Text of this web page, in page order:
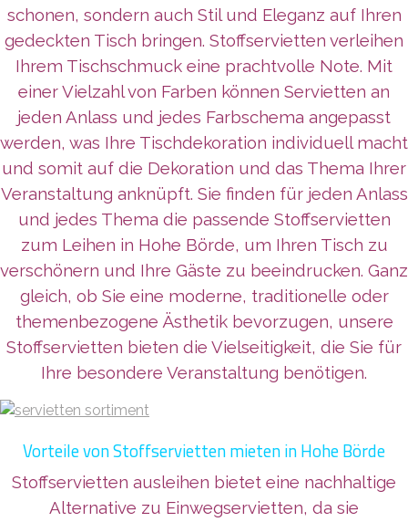
schonen, sondern auch Stil und Eleganz auf Ihren
gedeckten Tisch bringen. Stoffservietten verleihen
Ihrem Tischschmuck eine prachtvolle Note. Mit
einer Vielzahl von Farben können Servietten an
jeden Anlass und jedes Farbschema angepasst
werden, was Ihre Tischdekoration individuell macht
und somit auf die Dekoration und das Thema Ihrer
Veranstaltung anknüpft. Sie finden für jeden Anlass
und jedes Thema die passende Stoffservietten
zum Leihen in Hohe Börde, um Ihren Tisch zu
verschönern und Ihre Gäste zu beeindrucken. Ganz
gleich, ob Sie eine moderne, traditionelle oder
themenbezogene Ästhetik bevorzugen, unsere
Stoffservietten bieten die Vielseitigkeit, die Sie für
Ihre besondere Veranstaltung benötigen.
Vorteile von Stoffservietten mieten in Hohe Börde
Stoffservietten ausleihen bietet eine nachhaltige
Alternative zu Einwegservietten, da sie